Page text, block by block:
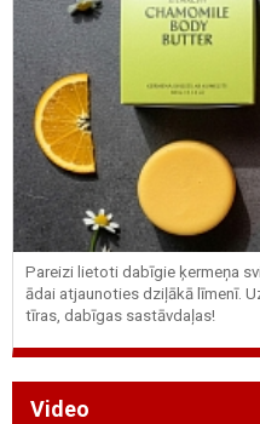
Pareizi lietoti dabīgie ķermeņa
ādai atjaunoties dziļākā līmenī.
tīras, dabīgas sastāvdaļas!
Video